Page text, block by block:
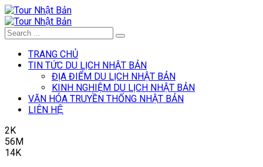
TRANG CHỦ
TIN TỨC DU LỊCH NHẬT BẢN
ĐỊA ĐIỂM DU LỊCH NHẬT BẢN
KINH NGHIỆM DU LỊCH NHẬT BẢN
VĂN HÓA TRUYỀN THỐNG NHẬT BẢN
LIÊN HỆ
2K
56M
14K